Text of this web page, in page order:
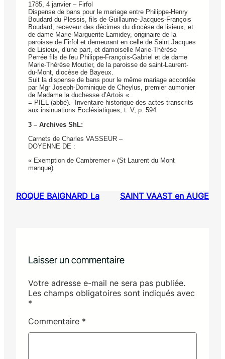
1785, 4 janvier – Firfol
Dispense de bans pour le mariage entre Philippe-Henry
Boudard du Plessis, fils de Guillaume-Jacques-François
Boudard, receveur des décimes du diocèse de lisieux, et
de dame Marie-Marguerite Lamidey, originaire de la
paroisse de Firfol et demeurant en celle de Saint Jacques
de Lisieux, d’une part, et damoiselle Marie-Thérèse
Perrée fils de feu Philippe-François-Gabriel et de dame
Marie-Thérèse Moutier, de la paroisse de saint-Laurent-
du-Mont, diocèse de Bayeux.
Suit la dispense de bans pour le même mariage accordée
par Mgr Joseph-Dominique de Cheylus, premier aumonier
de Madame la duchesse d’Artois « .
= PIEL (abbé).- Inventaire historique des actes transcrits
aux insinuations Ecclésiatiques, t. V, p. 594
3 – Archives ShL:
Carnets de Charles VASSEUR –
DOYENNE DE :
« Exemption de Cambremer » (St Laurent du Mont
manque)
ROQUE BAIGNARD La SAINT VAAST en AUGE
Laisser un commentaire
Votre adresse e-mail ne sera pas publiée.
Les champs obligatoires sont indiqués avec
*
Commentaire *